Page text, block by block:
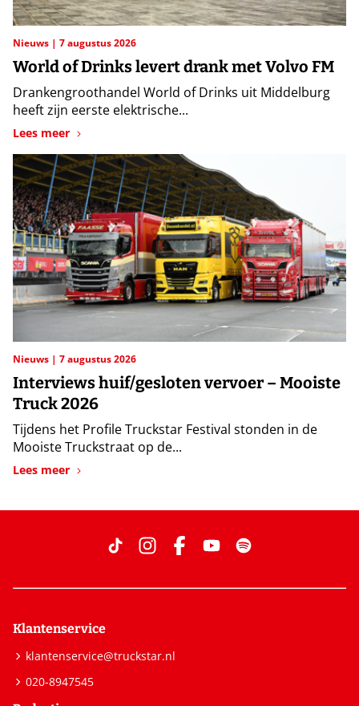
Nieuws 7 augustus 2026
World of Drinks levert drank met Volvo FM
Drankengroothandel World of Drinks uit Middelburg
heeft zijn eerste elektrische...
Lees meer
Nieuws 7 augustus 2026
Interviews huif/gesloten vervoer – Mooiste
Truck 2026
Tijdens het Profile Truckstar Festival stonden in de
Mooiste Truckstraat op de...
Lees meer
Klantenservice
klantenservice@truckstar.nl
020-8947545